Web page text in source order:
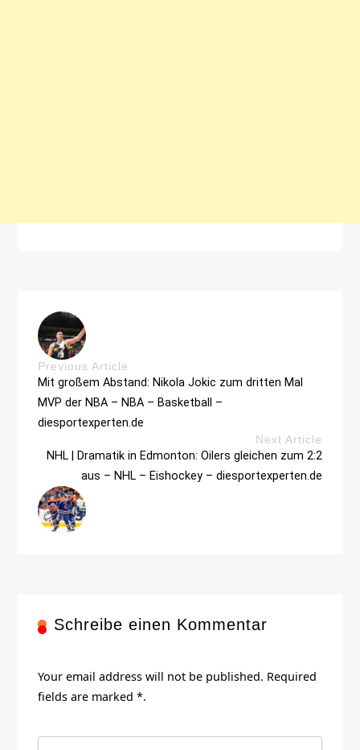
Previous Article
Mit großem Abstand: Nikola Jokic zum dritten Mal
MVP der NBA – NBA – Basketball –
diesportexperten.de
Next Article
NHL | Dramatik in Edmonton: Oilers gleichen zum 2:2
aus – NHL – Eishockey – diesportexperten.de
Schreibe einen Kommentar
Your email address will not be published. Required
fields are marked *.